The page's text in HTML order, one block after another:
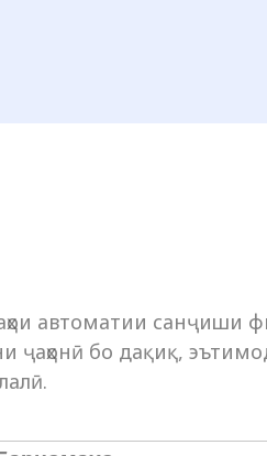
автоматии санҷиши
ҷаҳонӣ бо дақиқ,